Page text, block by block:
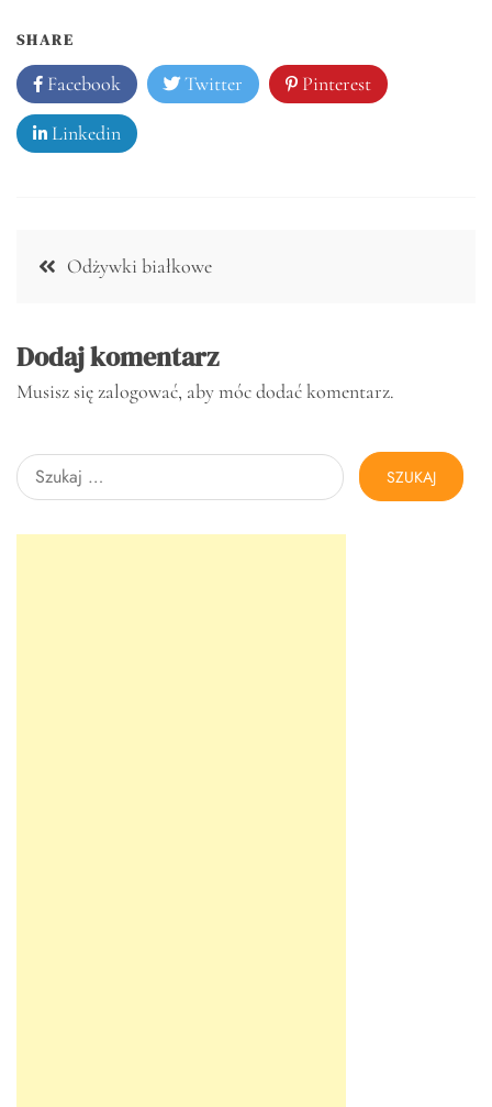
SHARE
Facebook Twitter Pinterest
Linkedin
Nawigacja
Odżywki białkowe
Dodaj komentarz
Musisz sięzalogować, aby móc dodać komentarz.
Szukaj: